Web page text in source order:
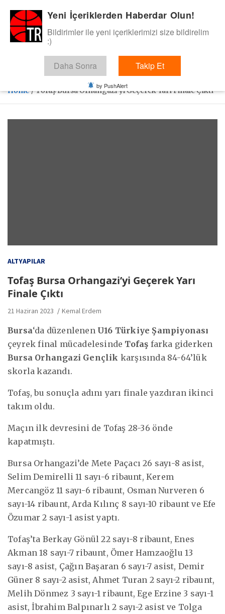
content
BasketTR
Sol dip çizgiden bir basket de bizden gelsin dedik.
Home Tofaş Bursa Orhangazi’yi Geçerek Yarı Finale Çıktı
ALTYAPILAR
Tofaş Bursa Orhangazi’yi Geçerek Yarı
Finale Çıktı
21 Haziran 2023 Kemal Erdem
Bursa‘da düzenlenen U16 Türkiye Şampiyonası
çeyrek final mücadelesinde Tofaş farka giderken
Bursa Orhangazi Gençlik karşısında 84-64’lük
skorla kazandı.
Tofaş, bu sonuçla adını yarı finale yazdıran ikinci
takım oldu.
Maçın ilk devresini de Tofaş 28-36 önde
kapatmıştı.
Bursa Orhangazi’de Mete Paçacı 26 sayı-8 asist,
Selim Demirelli 11 sayı-6 ribaunt, Kerem
Mercangöz 11 sayı-6 ribaunt, Osman Nurveren 6
sayı-14 ribaunt, Arda Kılınç 8 sayı-10 ribaunt ve Efe
Özumar 2 sayı-1 asist yaptı.
Tofaş’ta Berkay Gönül 22 sayı-8 ribaunt, Enes
Akman 18 sayı-7 ribaunt, Ömer Hamzaoğlu 13
sayı-8 asist, Çağın Başaran 6 sayı-7 asist, Demir
Güner 8 sayı-2 asist, Ahmet Turan 2 sayı-2 ribaunt,
Melih Dönmez 3 sayı-1 ribaunt, Ege Erzine 3 sayı-1
asist, İbrahim Balpınarlı 2 sayı-2 asist ve Tolga
Yeni İçeriklerden Haberdar Olun!
Bildirimler ile yeni içeriklerimizi size bildirelim
:)
Daha Sonra Takip Et
by PushAlert